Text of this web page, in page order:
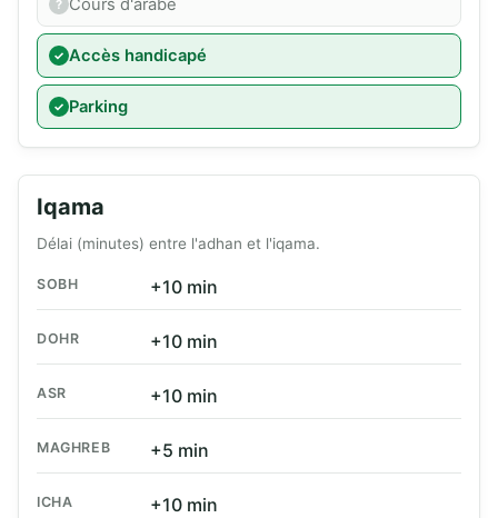
Cours d'arabe
Accès handicapé
Parking
Iqama
Délai (minutes) entre l'adhan et l'iqama.
SOBH +10 min
DOHR +10 min
ASR +10 min
MAGHREB +5 min
ICHA +10 min